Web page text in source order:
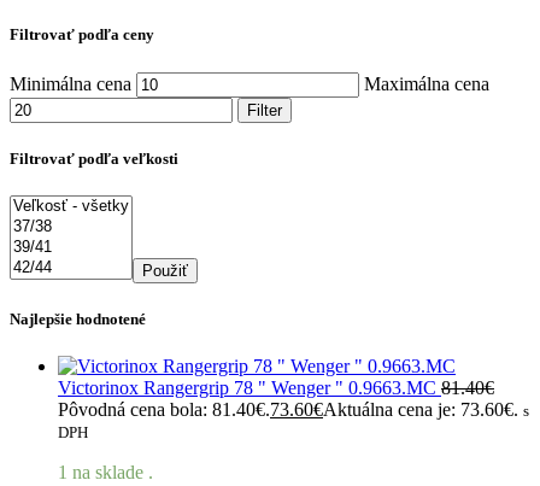
Filtrovať podľa ceny
Minimálna cena Maximálna cena
Filter
Filtrovať podľa veľkosti
Použiť
Najlepšie hodnotené
Victorinox Rangergrip 78 " Wenger " 0.9663.MC 81.40€
Pôvodná cena bola: 81.40€.73.60€Aktuálna cena je: 73.60€. s
DPH
1 na sklade .